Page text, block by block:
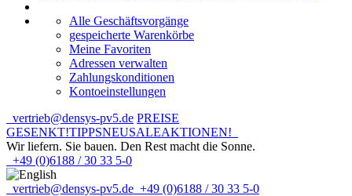
Alle Geschäftsvorgänge
gespeicherte Warenkörbe
Meine Favoriten
Adressen verwalten
Zahlungskonditionen
Kontoeinstellungen
vertrieb@densys-pv5.de PREISE
GESENKT!TIPPSNEUSALEAKTIONEN!
Wir liefern. Sie bauen. Den Rest macht die Sonne.
+49 (0)6188 / 30 33 5-0
vertrieb@densys-pv5.de +49 (0)6188 / 30 33 5-0